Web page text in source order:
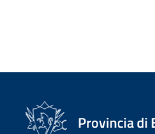
Provincia di